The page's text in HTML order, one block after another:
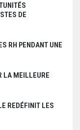
DE
RH PENDANT UNE
LA MEILLEURE
REDÉFINIT LES